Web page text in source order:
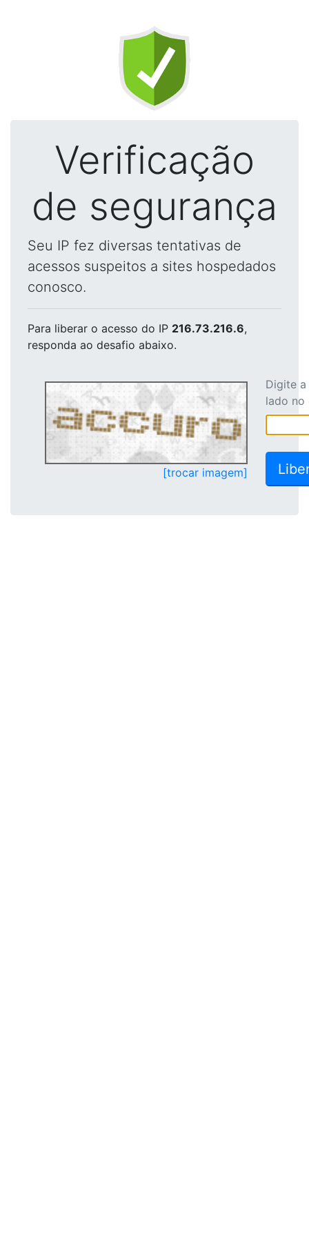
Verificação
de segurança
Seu IP fez diversas tentativas de
acessos suspeitos a sites hospedados
conosco.
Para liberar o acesso do IP 216.73.216.6,
responda ao desafio abaixo.
[trocar imagem]
Digite
lado no